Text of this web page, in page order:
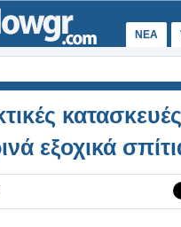
ΝΕΑ
εξοχικά